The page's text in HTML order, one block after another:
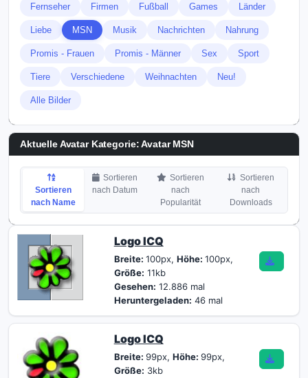
Fernseher Firmen Fußball Games Länder
Liebe MSN Musik Nachrichten Nahrung
Promis - Frauen Promis - Männer Sex Sport
Tiere Verschiedene Weihnachten Neu!
Alle Bilder
Aktuelle Avatar Kategorie: Avatar MSN
Sortieren
nach Name
Sortieren
nach Datum
Sortieren
nach
Popularität
Sortieren
nach
Downloads
Logo ICQ
Breite: 100px, Höhe: 100px,
Größe: 11kb
Gesehen: 12.886 mal
Heruntergeladen: 46 mal
Logo ICQ
Breite: 99px, Höhe: 99px,
Größe: 3kb